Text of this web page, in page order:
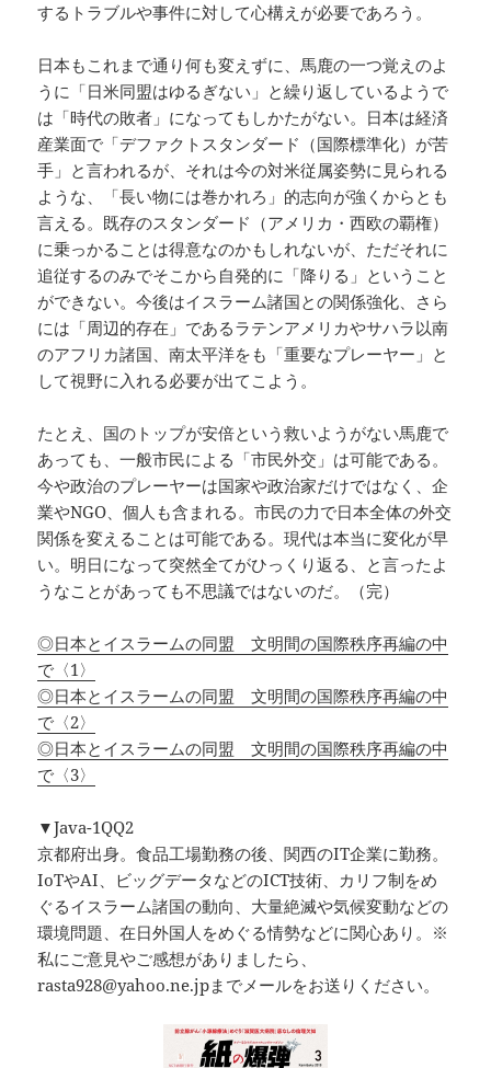
するトラブルや事件に対して心構えが必要であろう。
日本もこれまで通り何も変えずに、馬鹿の一つ覚えのよ
うに「日米同盟はゆるぎない」と繰り返しているようで
は「時代の敗者」になってもしかたがない。日本は経済
産業面で「デファクトスタンダード（国際標準化）が苦
手」と言われるが、それは今の対米従属姿勢に見られる
ような、「長い物には巻かれろ」的志向が強くからとも
言える。既存のスタンダード（アメリカ・西欧の覇権）
に乗っかることは得意なのかもしれないが、ただそれに
追従するのみでそこから自発的に「降りる」ということ
ができない。今後はイスラーム諸国との関係強化、さら
には「周辺的存在」であるラテンアメリカやサハラ以南
のアフリカ諸国、南太平洋をも「重要なプレーヤー」と
して視野に入れる必要が出てこよう。
たとえ、国のトップが安倍という救いようがない馬鹿で
あっても、一般市民による「市民外交」は可能である。
今や政治のプレーヤーは国家や政治家だけではなく、企
業やNGO、個人も含まれる。市民の力で日本全体の外交
関係を変えることは可能である。現代は本当に変化が早
い。明日になって突然全てがひっくり返る、と言ったよ
うなことがあっても不思議ではないのだ。（完）
◎日本とイスラームの同盟 文明間の国際秩序再編の中
で〈1〉
◎日本とイスラームの同盟 文明間の国際秩序再編の中
で〈2〉
◎日本とイスラームの同盟 文明間の国際秩序再編の中
で〈3〉
▼Java-1QQ2
京都府出身。食品工場勤務の後、関西のIT企業に勤務。
IoTやAI、ビッグデータなどのICT技術、カリフ制をめ
ぐるイスラーム諸国の動向、大量絶滅や気候変動などの
環境問題、在日外国人をめぐる情勢などに関心あり。※
私にご意見やご感想がありましたら、
rasta928@yahoo.ne.jpまでメールをお送りください。